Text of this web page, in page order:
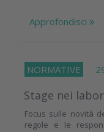
Approfondisci
NORMATIVE 29
Stage nei
Focus sulle novità
regole e le